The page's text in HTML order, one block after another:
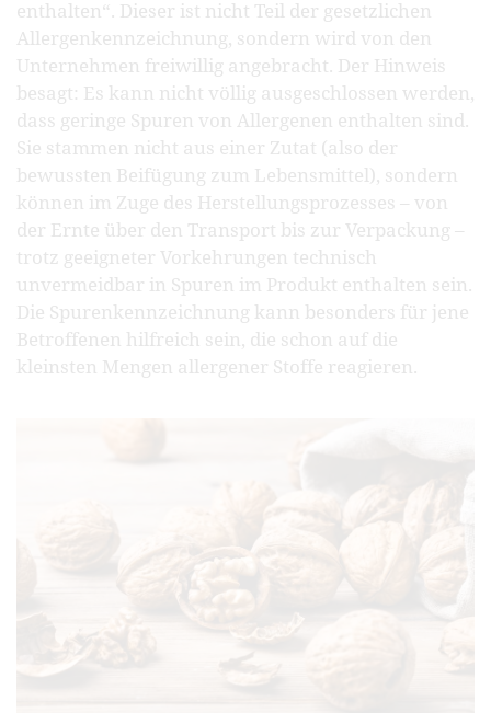
enthalten“. Dieser ist nicht Teil der gesetzlichen
Allergenkennzeichnung, sondern wird von den
Unternehmen freiwillig angebracht. Der Hinweis
besagt: Es kann nicht völlig ausgeschlossen werden,
dass geringe Spuren von Allergenen enthalten sind.
Sie stammen nicht aus einer Zutat (also der
bewussten Beifügung zum Lebensmittel), sondern
können im Zuge des Herstellungsprozesses – von
der Ernte über den Transport bis zur Verpackung –
trotz geeigneter Vorkehrungen technisch
unvermeidbar in Spuren im Produkt enthalten sein.
Die Spurenkennzeichnung kann besonders für jene
Betroffenen hilfreich sein, die schon auf die
kleinsten Mengen allergener Stoffe reagieren.